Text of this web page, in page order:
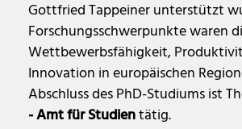
Gottfried Tappeiner unterstützt
Forschungsschwerpunkte waren
Wettbewerbsfähigkeit,
Innovation in europäischen
Abschluss des PhD-Studiums ist
- Amt für Studientätig.